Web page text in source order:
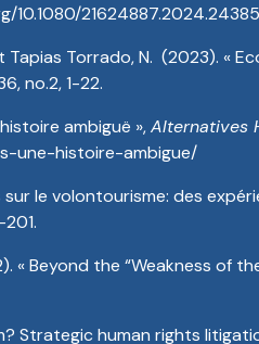
10.1080/
Tapias Torrado, N. (2023). «
no.2, 1-22.
ambiguë »,Alternatives
une-histoire-ambigue/
le volontourisme: des
201.
« Beyond the “Weakness of
Strategic human rights